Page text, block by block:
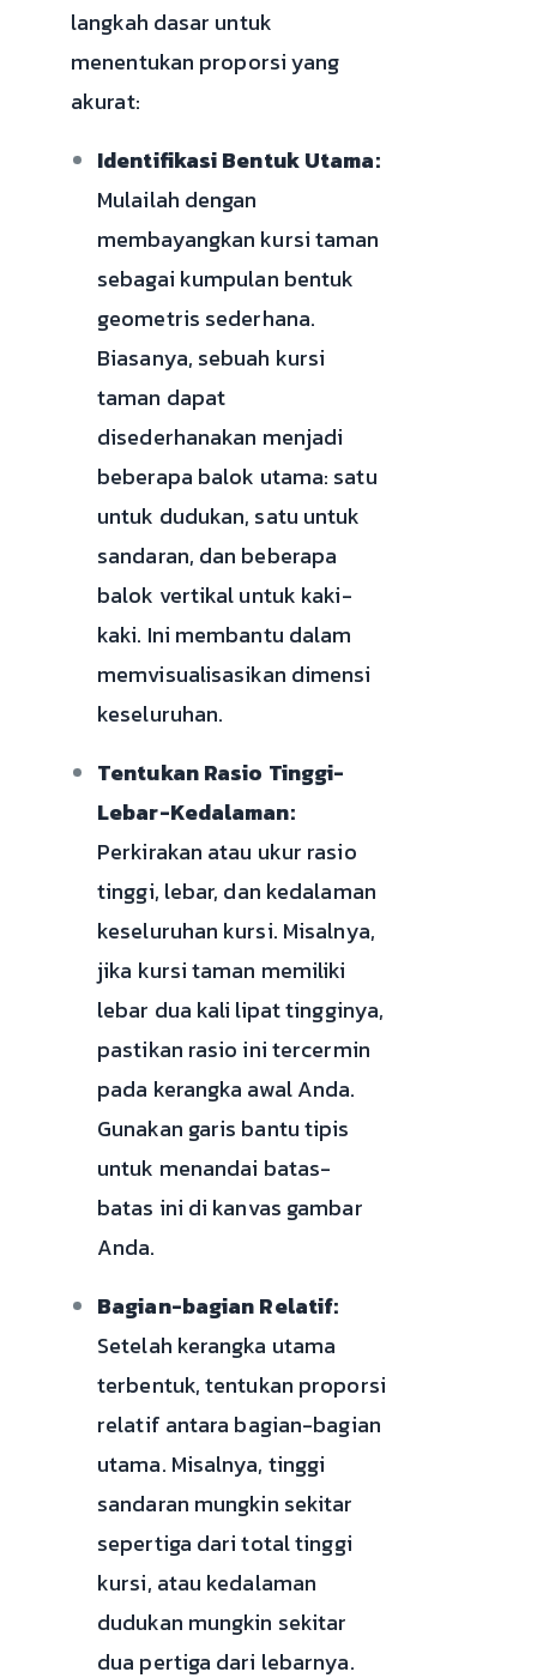
langkah dasar untuk
menentukan proporsi yang
akurat:
Identifikasi Bentuk Utama:
Mulailah dengan
membayangkan kursi taman
sebagai kumpulan bentuk
geometris sederhana.
Biasanya, sebuah kursi
taman dapat
disederhanakan menjadi
beberapa balok utama: satu
untuk dudukan, satu untuk
sandaran, dan beberapa
balok vertikal untuk kaki-
kaki. Ini membantu dalam
memvisualisasikan dimensi
keseluruhan.
Tentukan Rasio Tinggi-
Lebar-Kedalaman:
Perkirakan atau ukur rasio
tinggi, lebar, dan kedalaman
keseluruhan kursi. Misalnya,
jika kursi taman memiliki
lebar dua kali lipat tingginya,
pastikan rasio ini tercermin
pada kerangka awal Anda.
Gunakan garis bantu tipis
untuk menandai batas-
batas ini di kanvas gambar
Anda.
Bagian-bagian Relatif:
Setelah kerangka utama
terbentuk, tentukan proporsi
relatif antara bagian-bagian
utama. Misalnya, tinggi
sandaran mungkin sekitar
sepertiga dari total tinggi
kursi, atau kedalaman
dudukan mungkin sekitar
dua pertiga dari lebarnya.